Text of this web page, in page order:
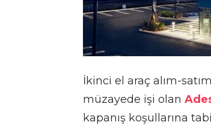
İkinci el araç alım-
müzayede işi olan
kapanış koşullarına